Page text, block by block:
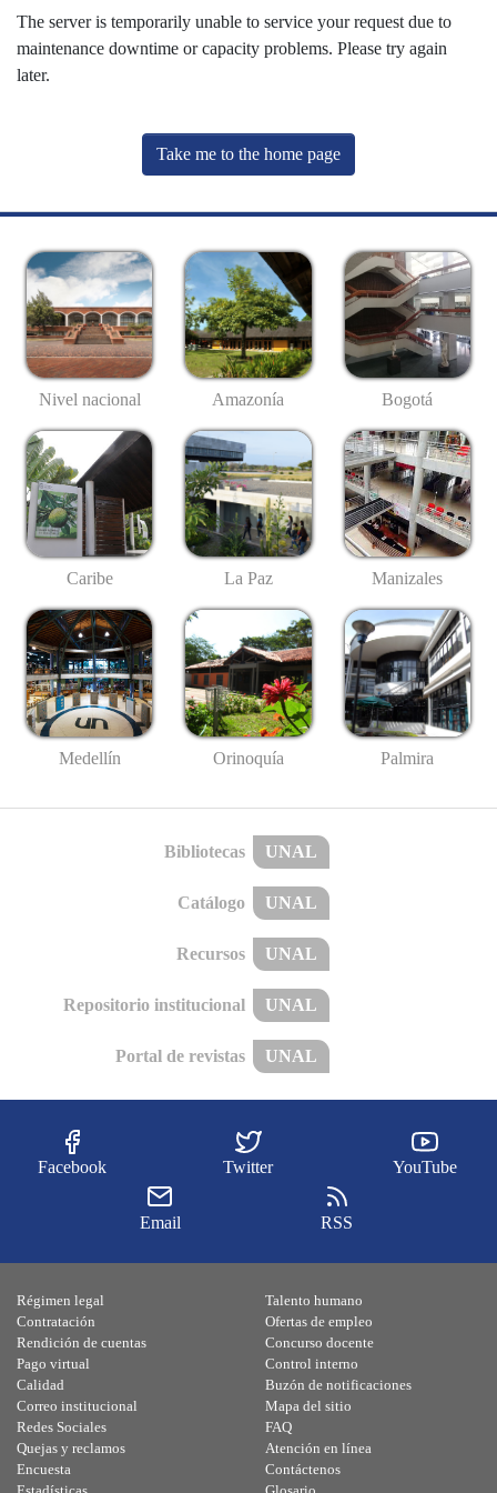
The server is temporarily unable to service your request due to
maintenance downtime or capacity problems. Please try again
later.
Take me to the home page
Nivel nacional Amazonía Bogotá
Caribe La Paz Manizales
Medellín Orinoquía Palmira
Bibliotecas UNAL
Catálogo UNAL
Recursos UNAL
Repositorio institucional UNAL
Portal de revistas UNAL
Facebook Twitter YouTube
Email RSS
Régimen legal
Contratación
Rendición de cuentas
Pago virtual
Calidad
Talento humano
Ofertas de empleo
Concurso docente
Control interno
Buzón de notificaciones
Correo institucional
Redes Sociales
Quejas y reclamos
Encuesta
Mapa del sitio
FAQ
Atención en línea
Contáctenos